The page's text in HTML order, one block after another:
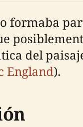
formaba
del
England).